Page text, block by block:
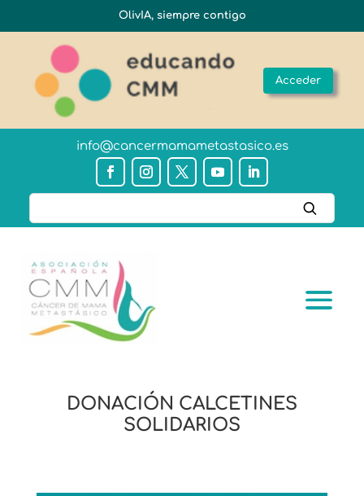
OlivIA, siempre contigo
Acceder
info@cancermamametastasico.es
DONACIÓN CALCETINES
SOLIDARIOS